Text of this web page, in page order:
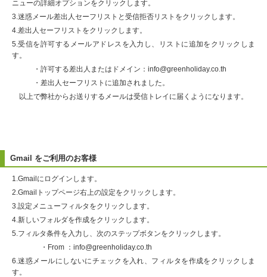
ニューの詳細オプションをクリックします。
3.迷惑メール差出人セーフリストと受信拒否リストをクリックします。
4.差出人セーフリストをクリックします。
5.受信を許可するメールアドレスを入力し、リストに追加をクリックしま
す。
・許可する差出人またはドメイン：info@greenholiday.co.th
・差出人セーフリストに追加されました。
以上で弊社からお送りするメールは受信トレイに届くようになります。
Gmail をご利用のお客様
1.Gmailにログインします。
2.Gmailトップページ右上の設定をクリックします。
3.設定メニューフィルタをクリックします。
4.新しいフォルダを作成をクリックします。
5.フィルタ条件を入力し、次のステップボタンをクリックします。
・From ：info@greenholiday.co.th
6.迷惑メールにしないにチェックを入れ、フィルタを作成をクリックしま
す。